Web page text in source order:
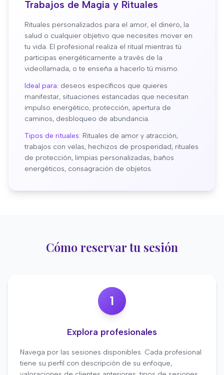
Trabajos de Magia y Rituales
Rituales personalizados para el amor, el dinero, la
salud o cualquier objetivo que necesites mover en
tu vida. El profesional realiza el ritual mientras tú
participas energéticamente a través de la
videollamada, o te enseña a hacerlo tú mismo.
Ideal para: deseos específicos que quieres
manifestar, situaciones estancadas que necesitan
impulso energético, protección, apertura de
caminos, desbloqueo de abundancia.
Tipos de rituales: Rituales de amor y atracción,
trabajos con velas, hechizos de prosperidad, rituales
de protección, limpias personalizadas, baños
energéticos, consagración de objetos.
Cómo reservar tu sesión
1
Explora profesionales
Navega por las sesiones disponibles. Cada profesional
tiene su perfil con descripción de su enfoque,